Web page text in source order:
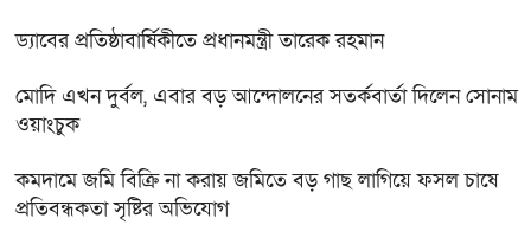
ড্যাবের প্রতিষ্ঠাবার্ষিকীতে প্রধানমন্ত্রী তারেক রহমান
মোদি এখন দুর্বল, এবার বড় আন্দোলনের সতর্কবার্তা দিলেন সোনাম
ওয়াংচুক
কমদামে জমি বিক্রি না করায় জমিতে বড় গাছ লাগিয়ে ফসল চাষে
প্রতিবন্ধকতা সৃষ্টির অভিযোগ